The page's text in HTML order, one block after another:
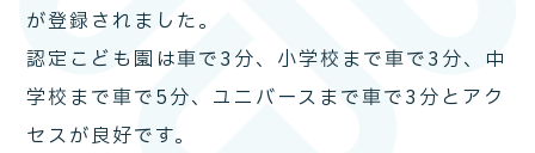
が登録されました。
認定こども園は車で3分、小学校まで車で3分、中
学校まで車で5分、ユニバースまで車で3分とアク
セスが良好です。